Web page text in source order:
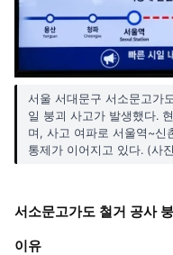
서울 서대문구 서소문고가
일 붕괴 사고가 발생했다.
며, 사고 여파로 서울역~신
통제가 이어지고 있다. (사
서소문고가도 철거 공사
이유